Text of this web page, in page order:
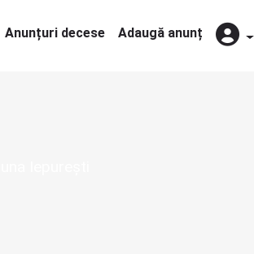
Anunțuri decese Adaugă anunț